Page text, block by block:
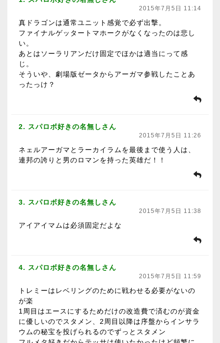
2015年7月5日 11:14
真ドラゴンは通常ユニット感覚で必ず出撃。
ファイナルゲッタートマホークがなくなったのは悲し
い。
あとはソーラリアンだけ固定でほかは適当にって感
じ。
そういや、劇場版ゼータからアーガマ参戦したことあ
ったっけ？
2. スパロボ好きの名無しさん
2015年7月5日 11:26
ネェルアーガマとラーカイラムを最後まで使う人は、
連邦の誇りと男のロマンを持った英雄だ！！
3. スパロボ好きの名無しさん
2015年7月5日 11:38
アイアイマムは必須固定だよな
4. スパロボ好きの名無しさん
2015年7月5日 11:59
トレミーはレベリングのために戦わせる必要がないの
が楽
1周目はエースにするためだけの改造費で済むのが資金
に優しいのでスタメン、2周目以降は序盤からインサラ
ウムの秘宝を投げられるのでずっとスタメン